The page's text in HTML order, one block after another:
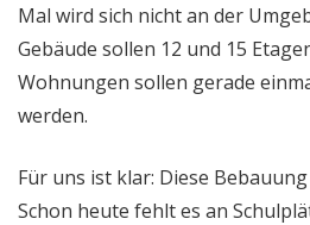
Mal wird sich nicht an der
Gebäude sollen 12 und 15
Wohnungen sollen gerade
werden.
Für uns ist klar: Diese
Schon heute fehlt es an